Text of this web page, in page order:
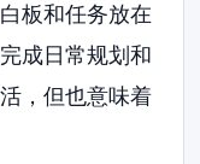
板和任务放在
成日常规划和
，但也意味着